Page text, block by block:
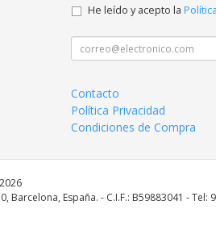
He leído y acepto la
Contacto
Política Privacidad
Condiciones de Compra
Barcelona, España. - C.I.F.: B59883041 - Tel: